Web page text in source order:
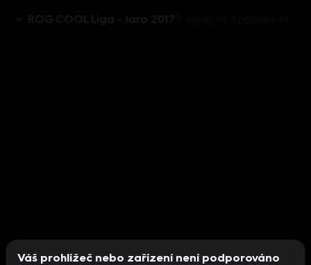
ROG COOL Liga - Jaro 2017
Váš prohlížeč nebo zařízení není podporováno